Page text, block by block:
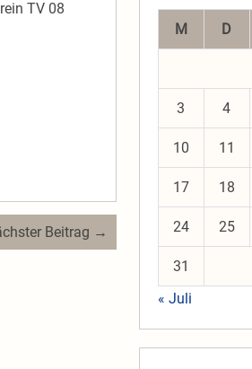
TV 08
Beitrag →
M
D
3 4
10 11
17 18
24 25
31
« Juli